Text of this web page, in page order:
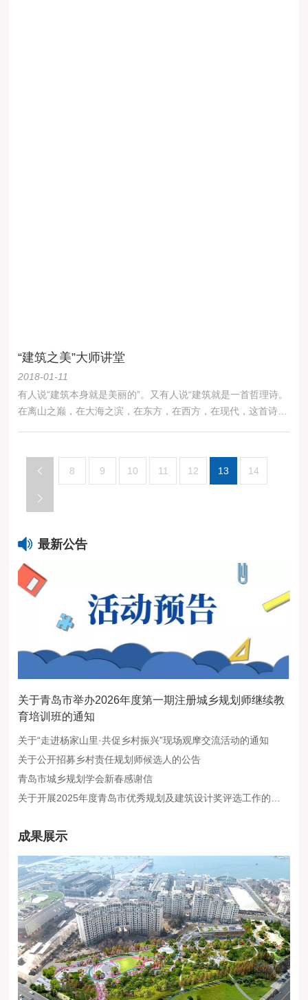
“建筑之美”大师讲堂
2018-01-11
有人说“建筑本身就是美丽的”。又有人说“建筑就是一首哲理诗。
在离山之巅，在大海之滨，在东方，在西方，在现代，这首诗歌
仅是技术与艺术的综合体，也是艺术与美的结晶，还是与环境相
搭配的体现。多样的建筑形式，各异的建筑风格凸显出的美丽也
与众不同，这样就给人于质感，风格，结构，造型，色彩，体
量，环境等各方面的丰富的美的享受......
8 9 10 11 12 13 14
最新公告
关于青岛市举办2026年度第一期注册城乡规划师继续教
育培训班的通知
关于“走进杨家山里·共促乡村振兴”现场观摩交流活动的通知
关于公开招募乡村责任规划师候选人的公告
青岛市城乡规划学会新春感谢信
成果展示